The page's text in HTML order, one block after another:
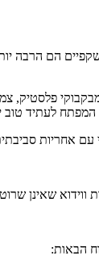
המפתח לעתיד טוב
אם בכל זאת המשקפיים
הבאות: